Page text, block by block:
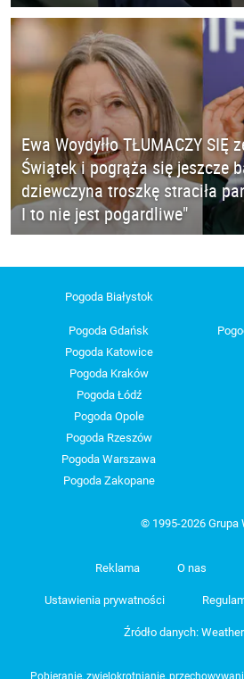
Ewa Woydyłło TŁUMACZY SIĘ
Świątek i pogrąża się jeszcze
dziewczyna troszkę straciła
I to nie jest pogardliwe"
Pogoda Białystok
Pogoda Gdańsk
Pogoda Katowice
Pogoda Kraków
Pogoda Łódź
Pogoda Opole
Pogoda Rzeszów
Pogoda Warszawa
Pogoda Zakopane
© 1995-2026 Grupa
Reklama O nas
Ustawienia prywatności
Źródło danych:
Pobieranie, zwielokrotnianie,